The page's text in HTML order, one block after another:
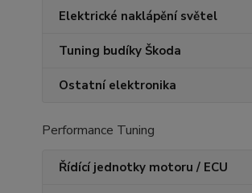
Elektrické naklápění světel
Tuning budíky Škoda
Ostatní elektronika
Performance Tuning
Řídící jednotky motoru / ECU